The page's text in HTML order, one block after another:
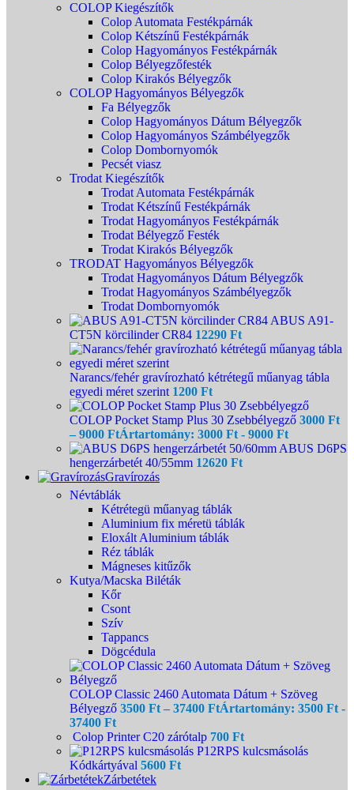
COLOP Kiegészítők
Colop Automata Festékpárnák
Colop Kétszínű Festékpárnák
Colop Hagyományos Festékpárnák
Colop Bélyegzőfesték
Colop Kirakós Bélyegzők
COLOP Hagyományos Bélyegzők
Fa Bélyegzők
Colop Hagyományos Dátum Bélyegzők
Colop Hagyományos Számbélyegzők
Colop Dombornyomók
Pecsét viasz
Trodat Kiegészítők
Trodat Automata Festékpárnák
Trodat Kétszínű Festékpárnák
Trodat Hagyományos Festékpárnák
Trodat Bélyegző Festék
Trodat Kirakós Bélyegzők
TRODAT Hagyományos Bélyegzők
Trodat Hagyományos Dátum Bélyegzők
Trodat Hagyományos Számbélyegzők
Trodat Dombornyomók
ABUS A91-
CT5N körcilinder CR84 12290 Ft
Narancs/fehér gravírozható kétrétegű műanyag tábla
egyedi méret szerint 1200 Ft
COLOP Pocket Stamp Plus 30 Zsebbélyegző 3000 Ft
– 9000 FtÁrtartomány: 3000 Ft - 9000 Ft
ABUS D6PS
hengerzárbetét 40/55mm 12620 Ft
Gravírozás
Névtáblák
Kétrétegü műanyag táblák
Aluminium fix méretü táblák
Eloxált Aluminium táblák
Réz táblák
Mágneses kitűzők
Kutya/Macska Biléták
Kőr
Csont
Szív
Tappancs
Dögcédula
COLOP Classic 2460 Automata Dátum + Szöveg
Bélyegző 3500 Ft – 37400 FtÁrtartomány: 3500 Ft -
37400 Ft
Colop Printer C20 zárótalp 700 Ft
P12RPS kulcsmásolás
Kódkártyával 5600 Ft
Zárbetétek